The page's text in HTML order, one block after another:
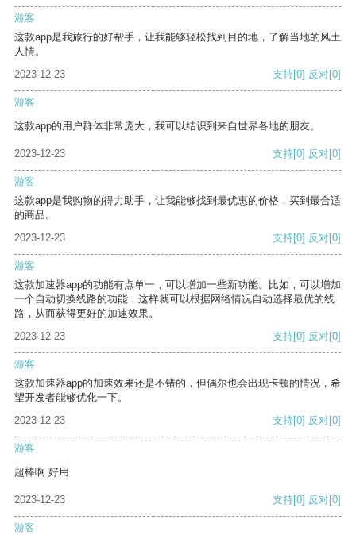
游客
这款app是我旅行的好帮手，让我能够轻松找到目的地，了解当地的风土
人情。
2023-12-23
支持[0] 反对[0]
游客
这款app的用户群体非常庞大，我可以结识到来自世界各地的朋友。
2023-12-23 支持[0] 反对[0]
游客
这款app是我购物的得力助手，让我能够找到最优惠的价格，买到最合适
的商品。
2023-12-23
支持[0] 反对[0]
游客
这款加速器app的功能有点单一，可以增加一些新功能。比如，可以增加
一个自动切换线路的功能，这样就可以根据网络情况自动选择最优的线
路，从而获得更好的加速效果。
2023-12-23
支持[0] 反对[0]
游客
这款加速器app的加速效果还是不错的，但偶尔也会出现卡顿的情况，希
望开发者能够优化一下。
2023-12-23
支持[0] 反对[0]
游客
超棒啊 好用
2023-12-23 支持[0] 反对[0]
游客